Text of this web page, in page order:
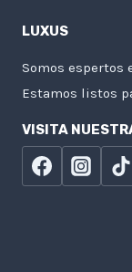
LUXUS
Somos espertos
Estamos listos
VISITA